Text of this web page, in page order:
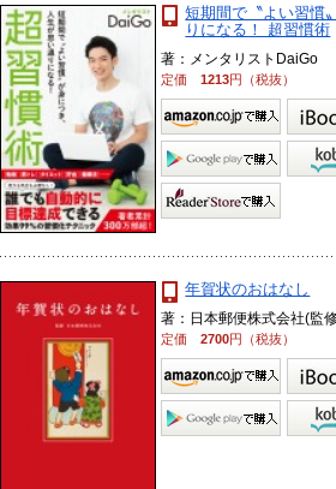
短期間で〝よい習慣
りになる！ 超習慣術
著：メンタリストDaiGo
定価1213円（税抜）
年賀状のおはなし
著：日本郵便株式会社(監
定価2700円（税抜）